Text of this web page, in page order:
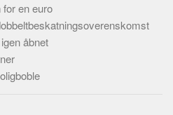
for en euro
åbnet